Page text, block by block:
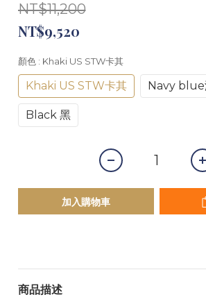
NT$11,200
NT$9,520
顏色 : Khaki US STW卡其
Khaki US STW卡其 Navy blue
Black 黑
加入購物車
商品描述